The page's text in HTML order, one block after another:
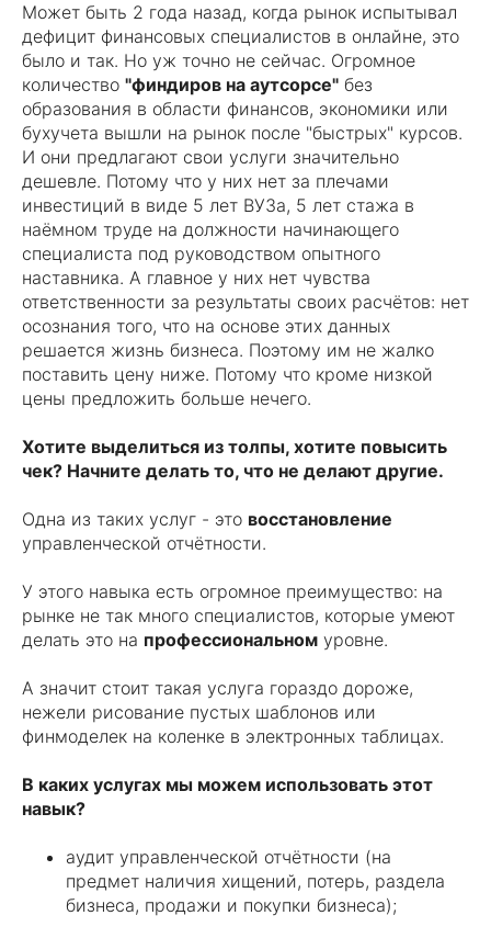
Может быть 2 года назад, когда рынок испытывал
дефицит финансовых специалистов в онлайне, это
было и так. Но уж точно не сейчас. Огромное
количество "финдиров на аутсорсе" без
образования в области финансов, экономики или
бухучета вышли на рынок после "быстрых" курсов.
И они предлагают свои услуги значительно
дешевле. Потому что у них нет за плечами
инвестиций в виде 5 лет ВУЗа, 5 лет стажа в
наёмном труде на должности начинающего
специалиста под руководством опытного
наставника. А главное у них нет чувства
ответственности за результаты своих расчётов: нет
осознания того, что на основе этих данных
решается жизнь бизнеса. Поэтому им не жалко
поставить цену ниже. Потому что кроме низкой
цены предложить больше нечего.
Хотите выделиться из толпы, хотите повысить
чек? Начните делать то, что не делают другие.
Одна из таких услуг - это восстановление
управленческой отчётности.
У этого навыка есть огромное преимущество: на
рынке не так много специалистов, которые умеют
делать это на профессиональном уровне.
А значит стоит такая услуга гораздо дороже,
нежели рисование пустых шаблонов или
финмоделек на коленке в электронных таблицах.
В каких услугах мы можем использовать этот
навык?
аудит управленческой отчётности (на
предмет наличия хищений, потерь, раздела
бизнеса, продажи и покупки бизнеса);